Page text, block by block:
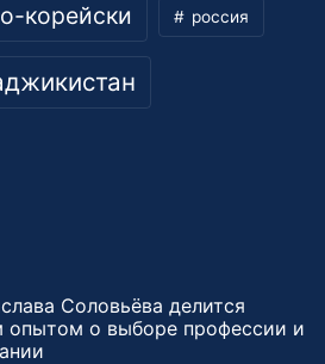
корейски россия
Соловьёва делится
опытом о выборе профессии и